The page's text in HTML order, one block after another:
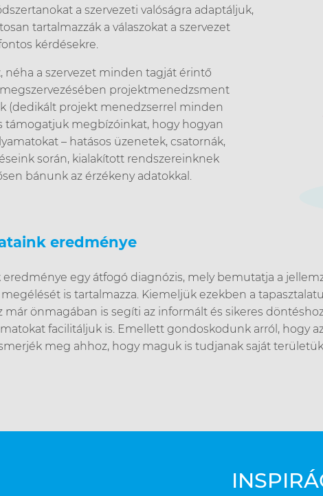
a szervezeti valóságra adaptáljuk,
tartalmazzák a válaszokat a szervezet
kérdésekre.
néha a szervezet minden tagját érintő
projektmenedzsment
(dedikált projekt menedzserrel minden
támogatjuk megbízóinkat, hogy hogyan
– hatásos üzenetek, csatornák,
során, kialakított rendszereinknek
bánunk az érzékeny adatokkal.
eredménye
eredménye egy átfogó diagnózis, mely bemutatja a
is tartalmazza. Kiemeljük ezekben a
már önmagában is segíti az informált és sikeres
facilitáljuk is. Emellett gondoskodunk arról, hogy
meg ahhoz, hogy maguk is tudjanak saját